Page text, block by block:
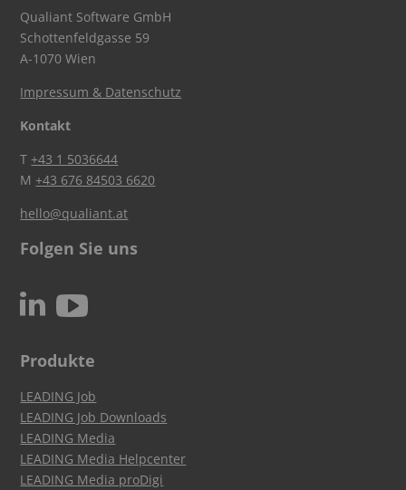
Qualiant Software GmbH
Schottenfeldgasse 59
A-1070 Wien
Impressum & Datenschutz
Kontakt
T+43 1 5036644
M+43 676 84503 6620
hello@qualiant.at
Folgen Sie uns
N c
Produkte
LEADING Job
LEADING Job Downloads
LEADING Media
LEADING Media Helpcenter
LEADING Media proDigi